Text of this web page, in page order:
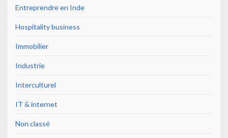
Entreprendre en Inde
Hospitality business
Immobilier
Industrie
Interculturel
IT & internet
Non classé